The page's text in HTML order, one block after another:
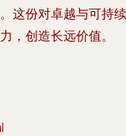
这份对卓越与可持续
，创造长远价值。